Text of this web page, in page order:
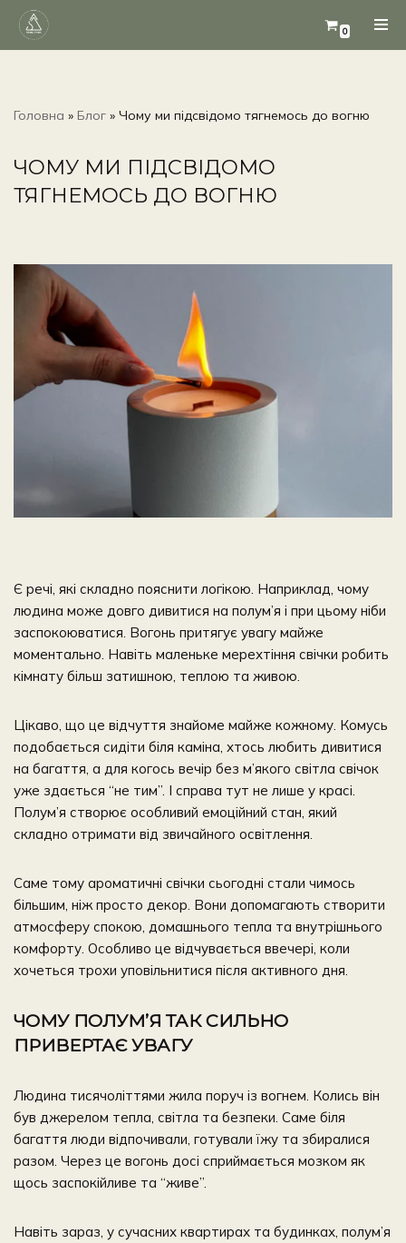
Перейти
0
Головна » Блог » Чому ми підсвідомо тягнемось до вогню
ЧОМУ МИ ПІДСВІДОМО
ТЯГНЕМОСЬ ДО ВОГНЮ
Є речі, які складно пояснити логікою. Наприклад, чому
людина може довго дивитися на полум’я і при цьому ніби
заспокоюватися. Вогонь притягує увагу майже
моментально. Навіть маленьке мерехтіння свічки робить
кімнату більш затишною, теплою та живою.
Цікаво, що це відчуття знайоме майже кожному. Комусь
подобається сидіти біля каміна, хтось любить дивитися
на багаття, а для когось вечір без м’якого світла свічок
уже здається “не тим”. І справа тут не лише у красі.
Полум’я створює особливий емоційний стан, який
складно отримати від звичайного освітлення.
Саме тому ароматичні свічки сьогодні стали чимось
більшим, ніж просто декор. Вони допомагають створити
атмосферу спокою, домашнього тепла та внутрішнього
комфорту. Особливо це відчувається ввечері, коли
хочеться трохи уповільнитися після активного дня.
ЧОМУ ПОЛУМ’Я ТАК СИЛЬНО
ПРИВЕРТАЄ УВАГУ
Людина тисячоліттями жила поруч із вогнем. Колись він
був джерелом тепла, світла та безпеки. Саме біля
багаття люди відпочивали, готували їжу та збиралися
разом. Через це вогонь досі сприймається мозком як
щось заспокійливе та “живе”.
Навіть зараз, у сучасних квартирах та будинках, полум’я